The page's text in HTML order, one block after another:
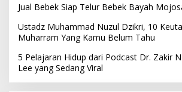
Jual Bebek Siap Telur Bebek Bayah
Ustadz Muhammad Nuzul Dzikri, 10
Muharram Yang Kamu Belum Tahu
5 Pelajaran Hidup dari Podcast Dr. Zakir
Lee yang Sedang Viral